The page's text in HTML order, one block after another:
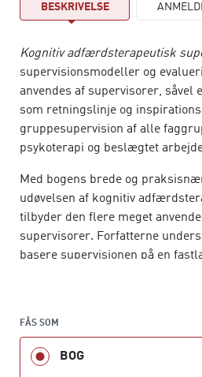
BESKRIVELSE
Kognitiv adfærdsterapeutisk
supervisionsmodeller og
anvendes af supervisorer, såvel
som retningslinje og
gruppesupervision af alle
psykoterapi og beslægtet
Med bogens brede og
udøvelsen af kognitiv
tilbyder den flere meget
supervisorer. Forfatterne
basere supervisionen på en
til opgave at supervisere udøvere
adfærdsterapi, men rummer
FÅS SOM
BOG